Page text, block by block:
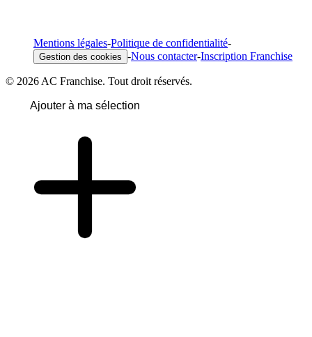
Mentions légales-Politique de confidentialité-
Gestion des cookies -Nous contacter-Inscription Franchise
© 2026 AC Franchise. Tout droit réservés.
Ajouter à ma sélection